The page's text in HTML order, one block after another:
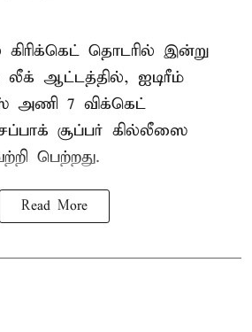
கிரிக்கெட் தொடரில் இன்று
ஆட்டத்தில், ஐடிரீம்
அணி 7 விக்கெட்
சூப்பர் கில்லீஸை
பெற்றது.
Read More